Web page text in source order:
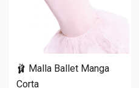
🩰 Malla Ballet Manga
Corta